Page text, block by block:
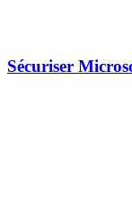
Sécuriser